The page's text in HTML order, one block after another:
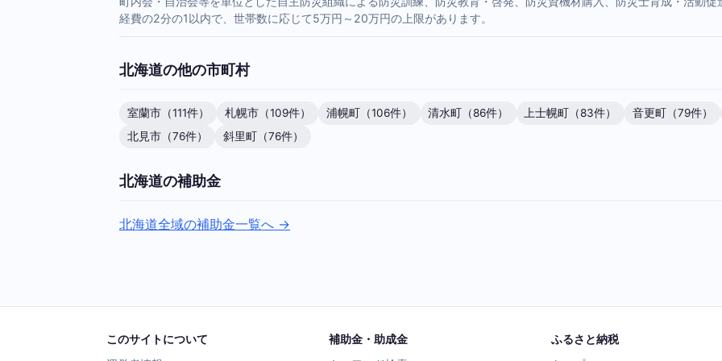
経費の2分の1以内で、世帯数に応じて5万円～20万円の上限があります。
北海道の他の市町村
室蘭市（111件） 札幌市（109件） 浦幌町（106件） 清水町（86件） 上士幌町（83件）
音更町（79件）
北見市（76件）
斜里町（76件）
北海道の補助金
北海道全域の補助金一覧へ →
このサイトについて 補助金・助成金 ふるさと納税